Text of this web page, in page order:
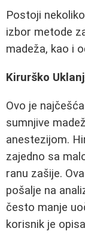
Postoji
izbor metode
madeža, kao i
Kirurško
Ovo je
sumnjive
anestezijom.
zajedno sa
ranu zašije.
pošalje na
često manje
korisnik je